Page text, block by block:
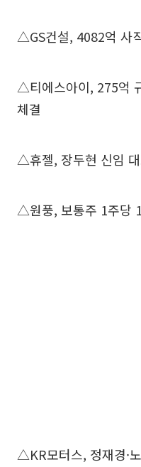
△GS건설, 4082억 사
△티에스아이, 275억
체결
△휴젤, 장두현 신임
△원풍, 보통주 1주당
△KR모터스, 정재경·